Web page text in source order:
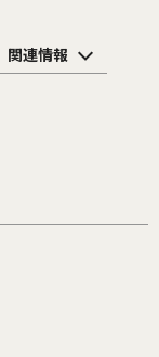
関連情報